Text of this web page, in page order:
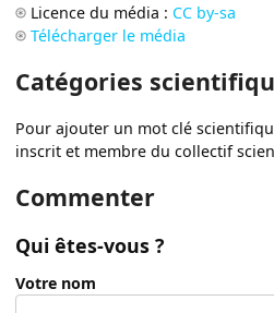
Licence du média : CC by-sa
Télécharger le média
Catégories
Pour ajouter un mot clé
inscrit et membre du collectif
Commenter
Qui êtes-vous ?
Votre nom